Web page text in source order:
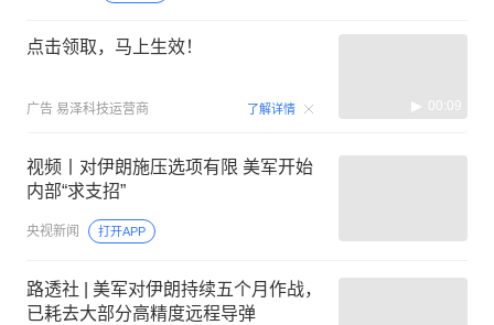
点击领取，马上生效！
广告 易泽科技运营商 了解详情 00:09
视频丨对伊朗施压选项有限 美军开始
内部“求支招”
央视新闻 打开APP
路透社 | 美军对伊朗持续五个月作战，
已耗去大部分高精度远程导弹